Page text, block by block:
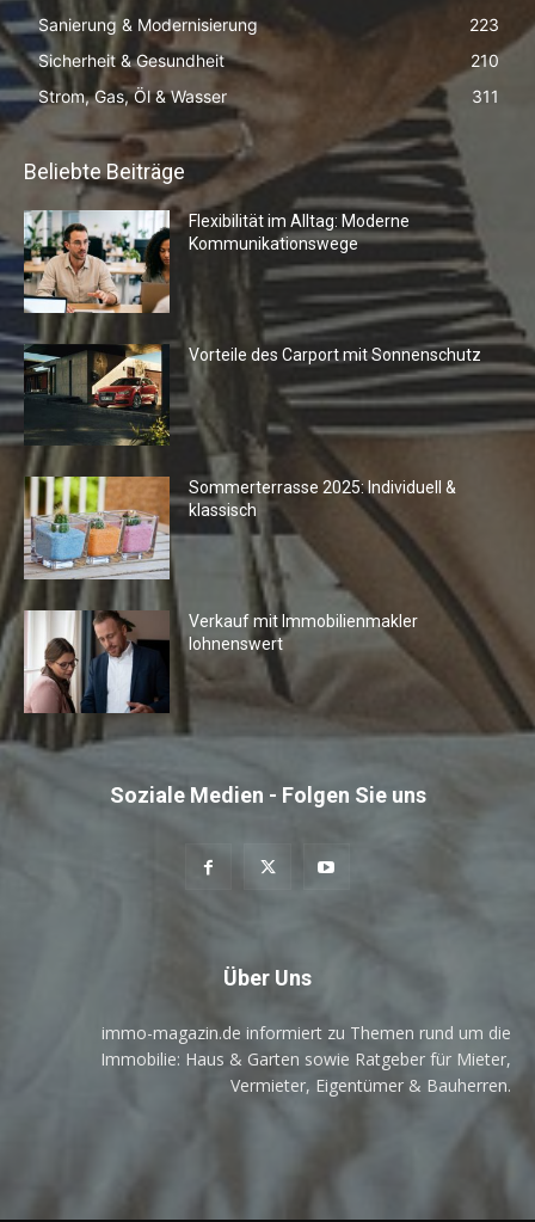
Sanierung & Modernisierung
223
Sicherheit & Gesundheit
210
Strom, Gas, Öl & Wasser
311
Beliebte Beiträge
Flexibilität im Alltag: Moderne
Kommunikationswege
Vorteile des Carport mit Sonnenschutz
Sommerterrasse 2025: Individuell &
klassisch
Verkauf mit Immobilienmakler
lohnenswert
Soziale Medien - Folgen Sie uns
Über Uns
immo-magazin.de informiert zu Themen rund um die
Immobilie: Haus & Garten sowie Ratgeber für Mieter,
Vermieter, Eigentümer & Bauherren.